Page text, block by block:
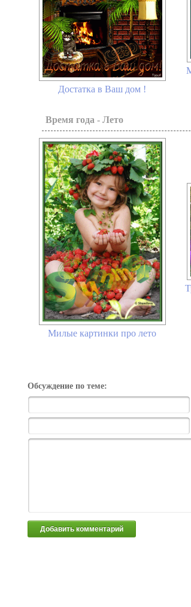
Достатка в Ваш дом !
Время года - Лето
Милые картинки про лето
Обсуждение по теме: